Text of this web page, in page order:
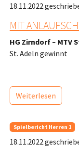
18.11.2022
MIT
HG Zirndorf – MTV
St. Adeln gewinnt
Weiterlesen
Spielbericht Herren 1
18.11.2022